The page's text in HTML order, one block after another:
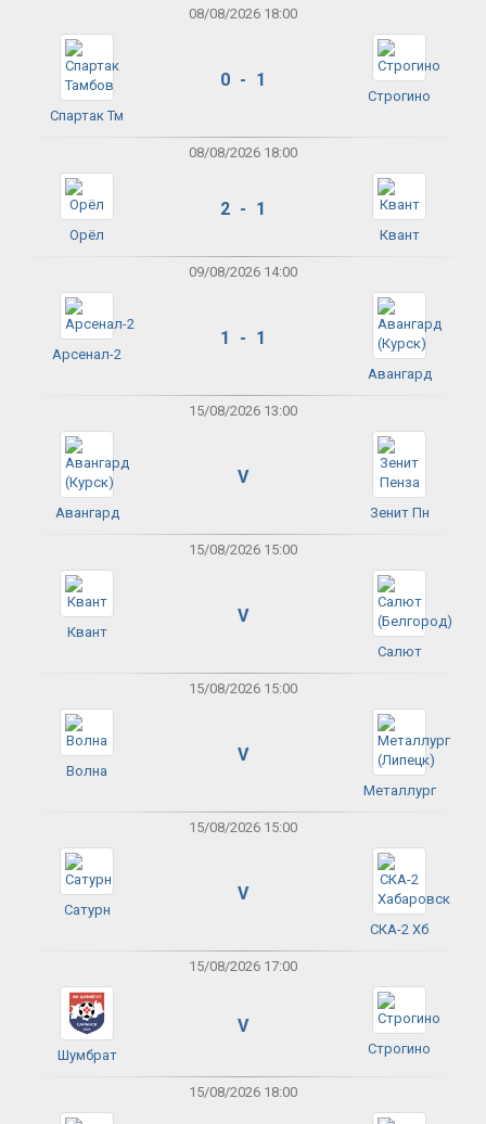
08/08/2026 18:00
Спартак Тм
0 - 1
Строгино
08/08/2026 18:00
Орёл
2 - 1
Квант
09/08/2026 14:00
Арсенал-2
1 - 1
Авангард
15/08/2026 13:00
Авангард
V
Зенит Пн
15/08/2026 15:00
Квант
V
Салют
15/08/2026 15:00
Волна
V
Металлург
15/08/2026 15:00
Сатурн
V
СКА-2 Хб
15/08/2026 17:00
Шумбрат
V
Строгино
15/08/2026 18:00